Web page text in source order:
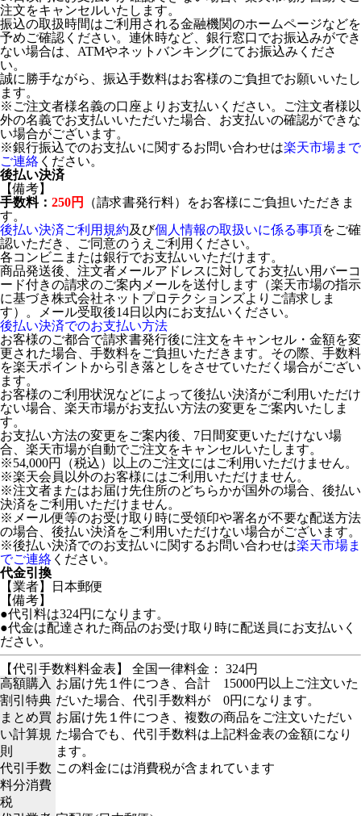
注文をキャンセルいたします。
振込の取扱時間はご利用される金融機関のホームページなどを
予めご確認ください。連休時など、銀行窓口でお振込みができ
ない場合は、ATMやネットバンキングにてお振込みくださ
い。
誠に勝手ながら、振込手数料はお客様のご負担でお願いいたし
ます。
※ご注文者様名義の口座よりお支払いください。ご注文者様以
外の名義でお支払いいただいた場合、お支払いの確認ができな
い場合がございます。
※銀行振込でのお支払いに関するお問い合わせは楽天市場まで
ご連絡 ください。
後払い決済
【備考】
手数料： 250円
（請求書発行料）をお客様にご負担いただきま
す。
後払い決済ご利用規約及び個人情報の取扱いに係る事項をご確
認いただき、ご同意のうえご利用ください。
各コンビニまたは銀行でお支払いいただけます。
商品発送後、注文者メールアドレスに対してお支払い用バーコ
ード付きの請求のご案内メールを送付します（楽天市場の指示
に基づき株式会社ネットプロテクションズよりご請求しま
す）。メール受取後14日以内にお支払いください。
後払い決済でのお支払い方法
お客様のご都合で請求書発行後に注文をキャンセル・金額を変
更された場合、手数料をご負担いただきます。その際、手数料
を楽天ポイントから引き落としをさせていただく場合がござい
ます。
お客様のご利用状況などによって後払い決済がご利用いただけ
ない場合、楽天市場がお支払い方法の変更をご案内いたしま
す。
お支払い方法の変更をご案内後、7日間変更いただけない場
合、楽天市場が自動でご注文をキャンセルいたします。
※54,000円（税込）以上のご注文にはご利用いただけません。
※楽天会員以外のお客様にはご利用いただけません。
※注文者またはお届け先住所のどちらかが国外の場合、後払い
決済をご利用いただけません。
※メール便等のお受け取り時に受領印や署名が不要な配送方法
の場合、後払い決済をご利用いただけない場合がございます。
※後払い決済でのお支払いに関するお問い合わせは楽天市場ま
でご連絡 ください。
代金引換
【業者】日本郵便
【備考】
●代引料は324円になります。
●代金は配達された商品のお受け取り時に配送員にお支払いく
ださい。
【代引手数料料金表】 全国一律料金： 324円
高額購入
割引特典
お届け先１件につき、合計 15000円以上ご注文いた
だいた場合、代引手数料が 0円になります。
まとめ買
い計算規
則
お届け先１件につき、複数の商品をご注文いただい
た場合でも、代引手数料は上記料金表の金額になり
ます。
代引手数
料分消費
税
この料金には消費税が含まれています